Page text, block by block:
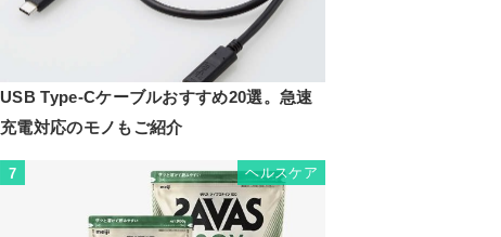
USB Type-Cケーブルおすすめ20選。急速
充電対応のモノもご紹介
7 ヘルスケア